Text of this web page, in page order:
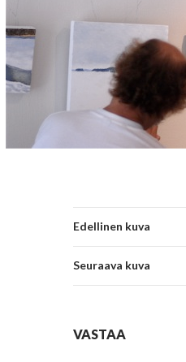
Edellinen kuva
Seuraava kuva
VASTAA